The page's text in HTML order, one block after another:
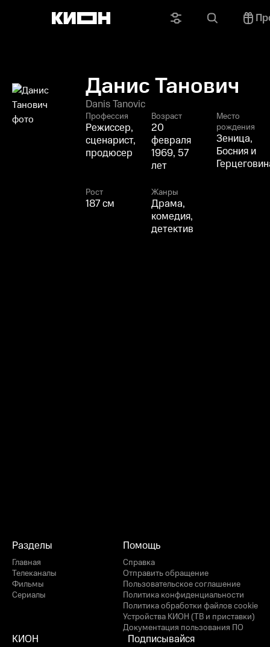
Данис Танович
Danis Tanovic
Профессия
Режиссер,
сценарист,
продюсер
Возраст
20
февраля
1969, 57
лет
Место
рождения
Зеница,
Босния и
Рост
187 см
Жанры
Драма,
комедия,
детектив
Разделы
Главная
Телеканалы
Фильмы
Сериалы
Помощь
Справка
Отправить обращение
Пользовательское соглашение
Политика конфиденциальности
Политика обработки файлов cookie
Устройства КИОН (ТВ и приставки)
Документация пользования ПО
КИОН Подписывайся